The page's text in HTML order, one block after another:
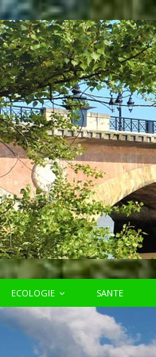
ECOLOGIE SANTE